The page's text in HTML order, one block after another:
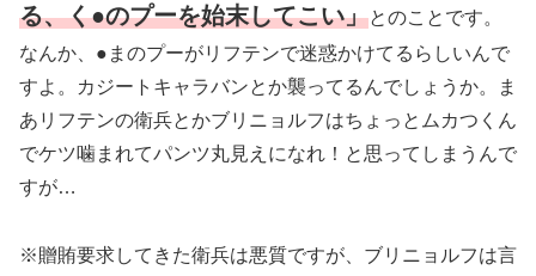
る、く●のプーを始末してこい」とのことです。
なんか、●まのプーがリフテンで迷惑かけてるらしいんで
すよ。カジートキャラバンとか襲ってるんでしょうか。ま
あリフテンの衛兵とかブリニョルフはちょっとムカつくん
でケツ噛まれてパンツ丸見えになれ！と思ってしまうんで
すが…
※贈賄要求してきた衛兵は悪質ですが、ブリニョルフは言